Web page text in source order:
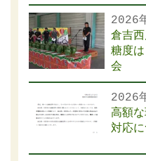
2026
倉吉
糖度
会
2026
高額
対応